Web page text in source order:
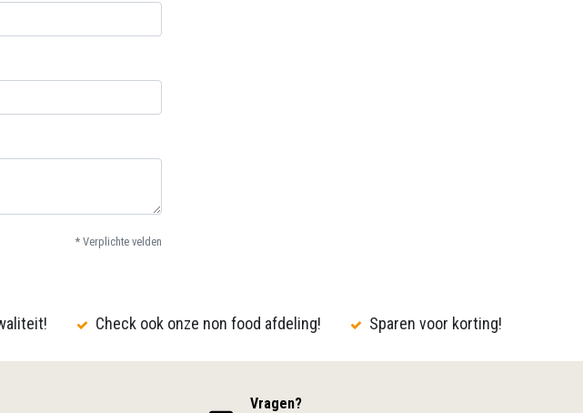
* Verplichte velden
Check ook onze non food afdeling! Sparen voor korting!
Vragen?